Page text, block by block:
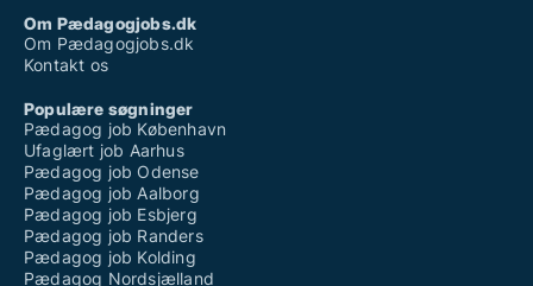
Om Pædagogjobs.dk
Om Pædagogjobs.dk
Kontakt os
Populære søgninger
Pædagog job København
Ufaglært job Aarhus
Pædagog job Odense
Pædagog job Aalborg
Pædagog job Esbjerg
Pædagog job Randers
Pædagog job Kolding
Pædagog Nordsjælland